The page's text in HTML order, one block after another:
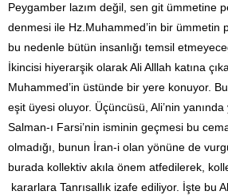
Peygamber lazım değil, sen git ümmetine
denmesi ile Hz.Muhammed’in bir ümmetin
bu nedenle bütün insanlığı temsil
İkincisi hiyerarşik olarak Ali Alllah katına
Muhammed’in üstünde bir yere konuyor.
eşit üyesi oluyor. Üçüncüsü, Ali’nin
Salman-ı Farsi’nin isminin geçmesi bu
olmadığı, bunun İran-i olan yönüne de
burada kollektiv akıla önem atfedilerek,
kararlara Tanrısallık izafe ediliyor. İşte bu